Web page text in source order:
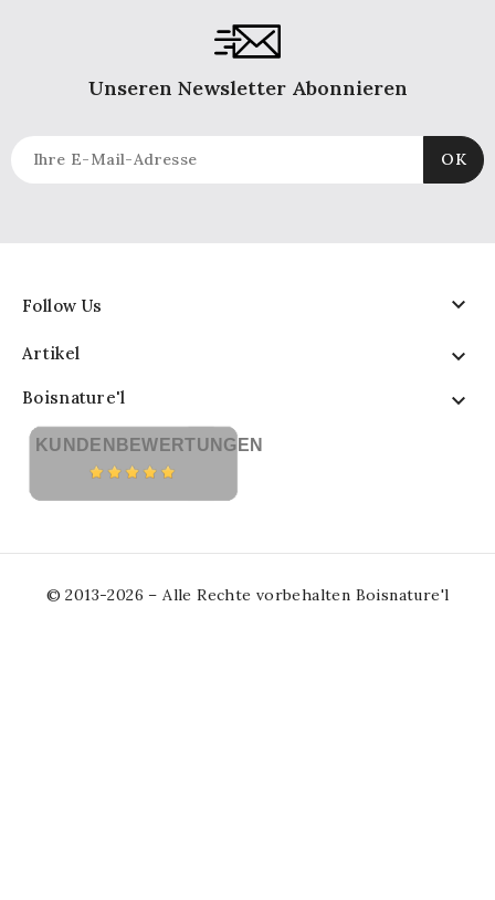
Unseren Newsletter Abonnieren
Follow Us 
Artikel 
Boisnature'l 
KUNDENBEWERTUNGEN
© 2013-2026 – Alle Rechte vorbehalten Boisnature'l